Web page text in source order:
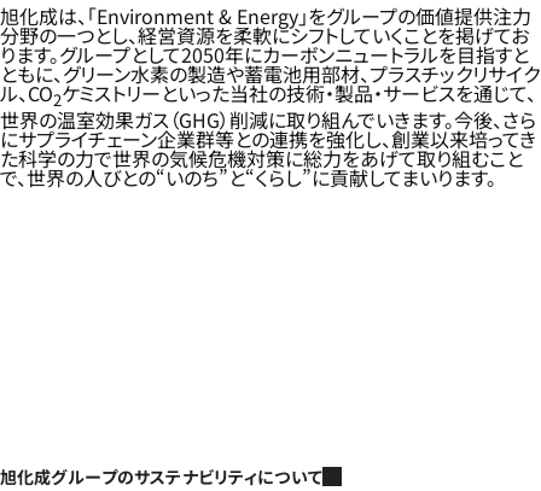
旭化成は、「Environment & Energy」をグループの価値提供注力
分野の一つとし、経営資源を柔軟にシフトしていくことを掲げてお
ります。グループとして2050年にカーボンニュートラルを目指すと
ともに、グリーン水素の製造や蓄電池用部材、プラスチックリサイク
ル、CO2ケミストリーといった当社の技術・製品・サービスを通じて、
世界の温室効果ガス（GHG）削減に取り組んでいきます。今後、さら
にサプライチェーン企業群等との連携を強化し、創業以来培ってき
た科学の力で世界の気候危機対策に総力をあげて取り組むこと
で、世界の人びとの“いのち”と“くらし”に貢献してまいります。
旭化成グループのサステナビリティについて